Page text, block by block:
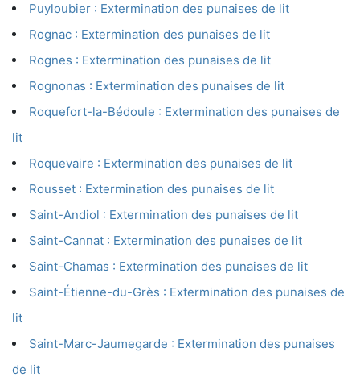
Puyloubier : Extermination des punaises de lit
Rognac : Extermination des punaises de lit
Rognes : Extermination des punaises de lit
Rognonas : Extermination des punaises de lit
Roquefort-la-Bédoule : Extermination des punaises de
lit
Roquevaire : Extermination des punaises de lit
Rousset : Extermination des punaises de lit
Saint-Andiol : Extermination des punaises de lit
Saint-Cannat : Extermination des punaises de lit
Saint-Chamas : Extermination des punaises de lit
Saint-Étienne-du-Grès : Extermination des punaises de
lit
Saint-Marc-Jaumegarde : Extermination des punaises
de lit